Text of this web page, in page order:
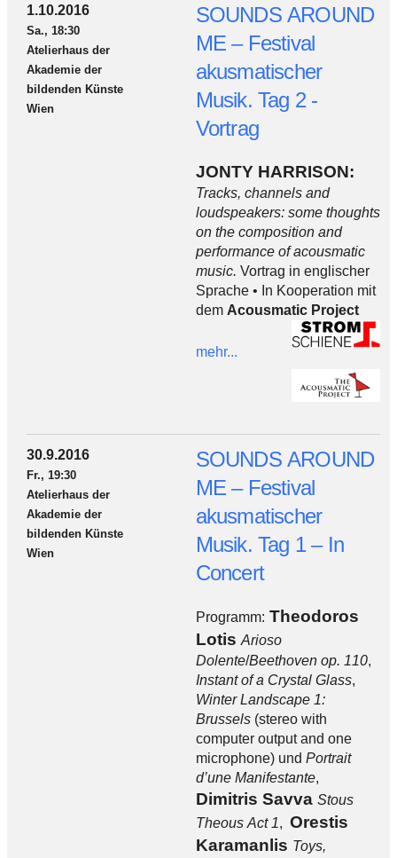
1.10.2016
Sa., 18:30
Atelierhaus der
Akademie der
bildenden Künste
Wien
SOUNDS AROUND
ME – Festival
akusmatischer
Musik. Tag 2 -
Vortrag
JONTY HARRISON:
Tracks, channels and
loudspeakers: some thoughts
on the composition and
performance of acousmatic
music. Vortrag in englischer
Sprache • In Kooperation mit
dem Acousmatic Project
mehr...
30.9.2016
Fr., 19:30
Atelierhaus der
Akademie der
bildenden Künste
Wien
SOUNDS AROUND
ME – Festival
akusmatischer
Musik. Tag 1 – In
Concert
Programm: Theodoros
Lotis Arioso
Dolente/Beethoven op. 110,
Instant of a Crystal Glass,
Winter Landscape 1:
Brussels(stereo with
computer output and one
microphone) und Portrait
d’une Manifestante,
Dimitris Savva Stous
Theous Act 1, Orestis
Karamanlis Toys,